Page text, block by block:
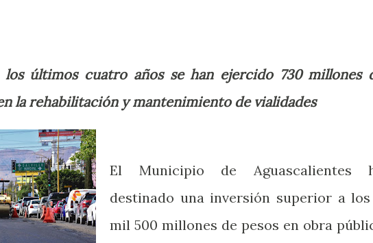
los últimos cuatro años se han ejercido 730 millones
la rehabilitación y mantenimiento de vialidades
El Municipio de Aguascalientes
destinado una inversión superior a
mil 500 millones de pesos en obra